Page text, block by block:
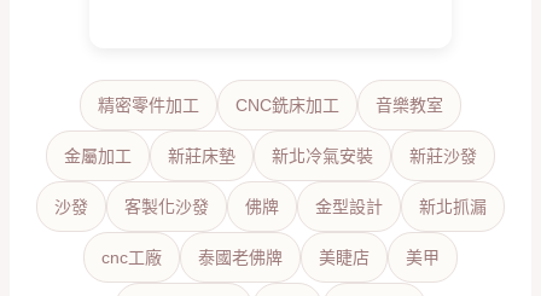
精密零件加工 CNC銑床加工 音樂教室
金屬加工 新莊床墊 新北冷氣安裝 新莊沙發
沙發 客製化沙發 佛牌 金型設計 新北抓漏
cnc工廠 泰國老佛牌 美睫店 美甲